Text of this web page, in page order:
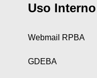
Uso Interno
Webmail RPBA
GDEBA